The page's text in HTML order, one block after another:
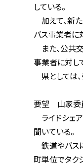
している。
加えて、新たな取
バス事業者に対し
また、公共交通の
事業者に対しても
県としては、引き
要望 山家委
ライドシェアにつ
聞いている。
鉄道やバスについ
町単位でタクシー